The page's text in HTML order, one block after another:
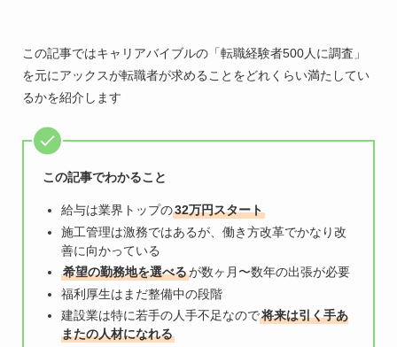
この記事ではキャリアバイブルの「転職経験者500人に調査」
を元にアックスが転職者が求めることをどれくらい満たしてい
るかを紹介します
この記事でわかること
給与は業界トップの32万円スタート
施工管理は激務ではあるが、働き方改革でかなり改
善に向かっている
希望の勤務地を選べるが数ヶ月〜数年の出張が必要
福利厚生はまだ整備中の段階
建設業は特に若手の人手不足なので将来は引く手あ
またの人材になれる